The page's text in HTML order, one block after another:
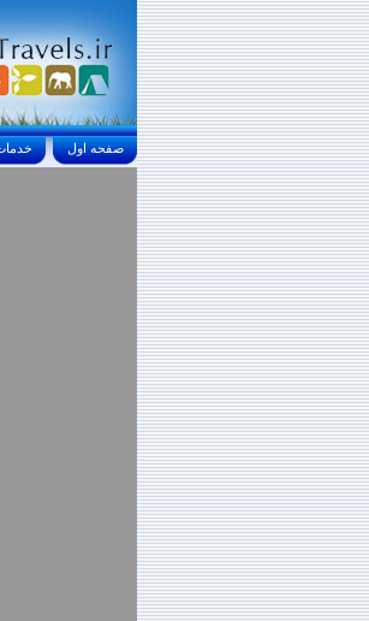
خدمات رايگان صفحه اول